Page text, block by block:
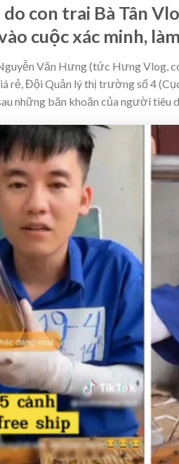
con trai Bà Tân
cuộc xác minh,
Văn Hưng (tức Hưng Vlog,
rẻ, Đội Quản lý thị trường số 4
những băn khoăn của người tiêu